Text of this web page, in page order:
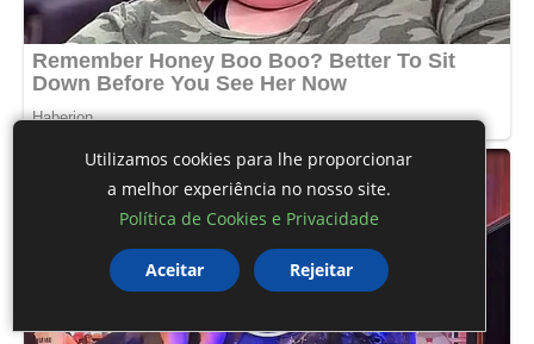
Utilizamos cookies para lhe proporcionar
a melhor experiência no nosso site.
Política de Cookies e Privacidade
Aceitar Rejeitar